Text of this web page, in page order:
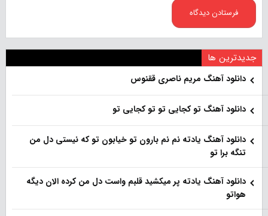
جدیدترین ها
دانلود آهنگ مریم ناصری ققنوس
دانلود آهنگ تو کجایی تو تو کجایی تو
دانلود آهنگ یادته نم نم بارون تو خیابون تو که نیستی دل من
تنگه برا تو
دانلود آهنگ یادته پر میکشید قلبم واست دل من کرده الان دیگه
هواتو